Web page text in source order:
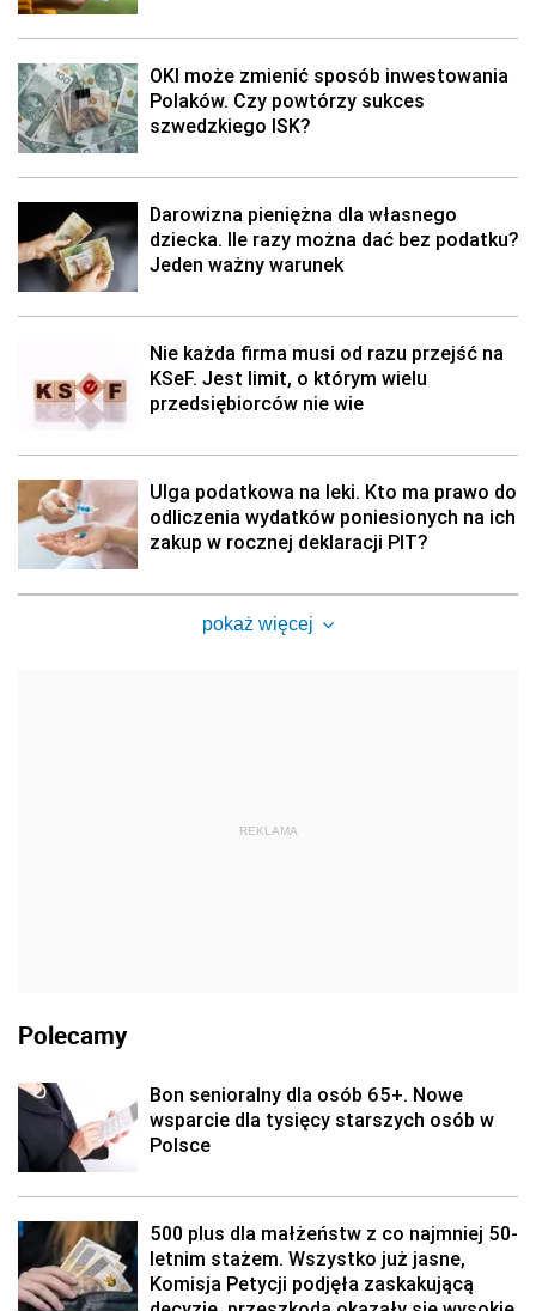
OKI może zmienić sposób inwestowania
Polaków. Czy powtórzy sukces
szwedzkiego ISK?
Darowizna pieniężna dla własnego
dziecka. Ile razy można dać bez podatku?
Jeden ważny warunek
Nie każda firma musi od razu przejść na
KSeF. Jest limit, o którym wielu
przedsiębiorców nie wie
Ulga podatkowa na leki. Kto ma prawo do
odliczenia wydatków poniesionych na ich
zakup w rocznej deklaracji PIT?
pokaż więcej
REKLAMA
Polecamy
Bon senioralny dla osób 65+. Nowe
wsparcie dla tysięcy starszych osób w
Polsce
500 plus dla małżeństw z co najmniej 50-
letnim stażem. Wszystko już jasne,
Komisja Petycji podjęła zaskakującą